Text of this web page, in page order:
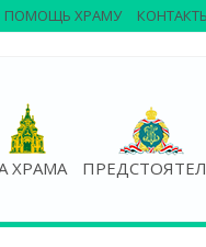
ХРАМА
ПОМОЩЬ ХРАМУ